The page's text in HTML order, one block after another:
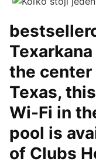
the center
Texas,
Wi-Fi in
pool is
of Clubs